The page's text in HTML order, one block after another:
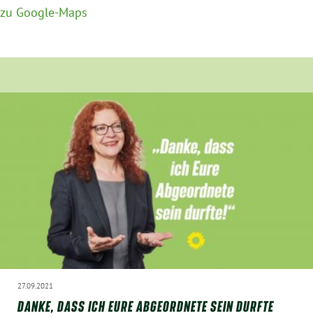
München
Zur Person
Termine
YouTube
Facebook
zu Google-Maps
27.09.2021
DANKE, DASS ICH EURE ABGEORDNETE SEIN DURFTE